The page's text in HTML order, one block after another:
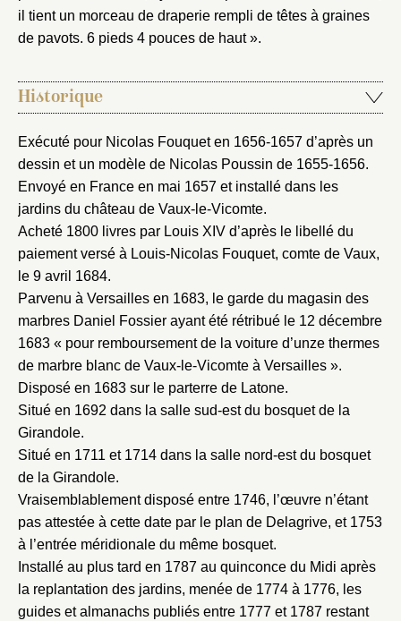
il tient un morceau de draperie rempli de têtes à graines
de pavots. 6 pieds 4 pouces de haut ».
Historique
Exécuté pour Nicolas Fouquet en 1656-1657 d’après un
dessin et un modèle de Nicolas Poussin de 1655-1656.
Envoyé en France en mai 1657 et installé dans les
jardins du château de Vaux-le-Vicomte.
Acheté 1800 livres par Louis XIV d’après le libellé du
paiement versé à Louis-Nicolas Fouquet, comte de Vaux,
le 9 avril 1684.
Parvenu à Versailles en 1683, le garde du magasin des
marbres Daniel Fossier ayant été rétribué le 12 décembre
1683 « pour remboursement de la voiture d’unze thermes
de marbre blanc de Vaux-le-Vicomte à Versailles ».
Disposé en 1683 sur le parterre de Latone.
Situé en 1692 dans la salle sud-est du bosquet de la
Girandole.
Situé en 1711 et 1714 dans la salle nord-est du bosquet
de la Girandole.
Vraisemblablement disposé entre 1746, l’œuvre n’étant
pas attestée à cette date par le plan de Delagrive, et 1753
à l’entrée méridionale du même bosquet.
Installé au plus tard en 1787 au quinconce du Midi après
la replantation des jardins, menée de 1774 à 1776, les
guides et almanachs publiés entre 1777 et 1787 restant